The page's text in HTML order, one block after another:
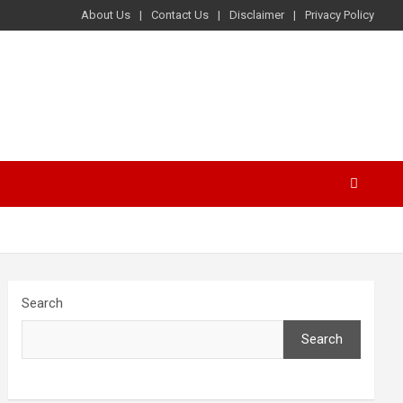
About Us Contact Us Disclaimer Privacy Policy
Search
Search